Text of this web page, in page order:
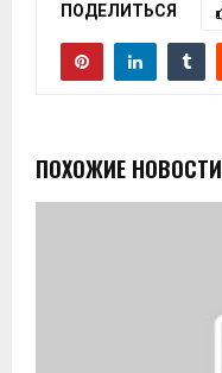
ПОДЕЛИТЬСЯ
ПОХОЖИЕ НОВОСТИ